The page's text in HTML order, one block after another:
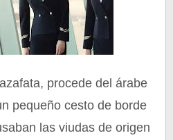
procede del árabe
pequeño cesto de borde
las viudas de origen